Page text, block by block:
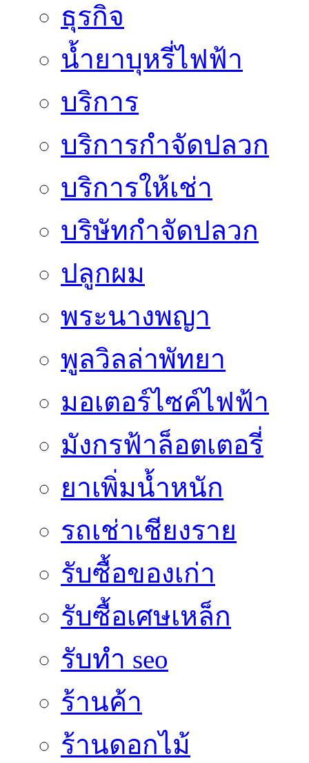
ธุรกิจ
น้ำยาบุหรี่ไฟฟ้า
บริการ
บริการกำจัดปลวก
บริการให้เช่า
บริษัทกำจัดปลวก
ปลูกผม
พระนางพญา
พูลวิลล่าพัทยา
มอเตอร์ไซค์ไฟฟ้า
มังกรฟ้าล็อตเตอรี่
ยาเพิ่มน้ำหนัก
รถเช่าเชียงราย
รับซื้อของเก่า
รับซื้อเศษเหล็ก
รับทำ seo
ร้านค้า
ร้านดอกไม้